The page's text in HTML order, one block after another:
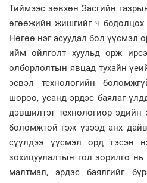
Тиймээс зөвхөн Засгийн
өгөөжийн жишгийг ч бодолцох
Нөгөө нэг асуудал бол үүсмэл
ийм ойлголт хуульд орж
олборлолтын явцад тухайн
эсвэл технологийн
шороо, усанд эрдэс баялаг
дэвшилтэт технологиор эдийн
боломжтой гэж үзээд анх
сүүлдээ үүсмэл орд гэсэн
зохицуулалтын гол зорилго
малтмал, эрдэс баялгийг